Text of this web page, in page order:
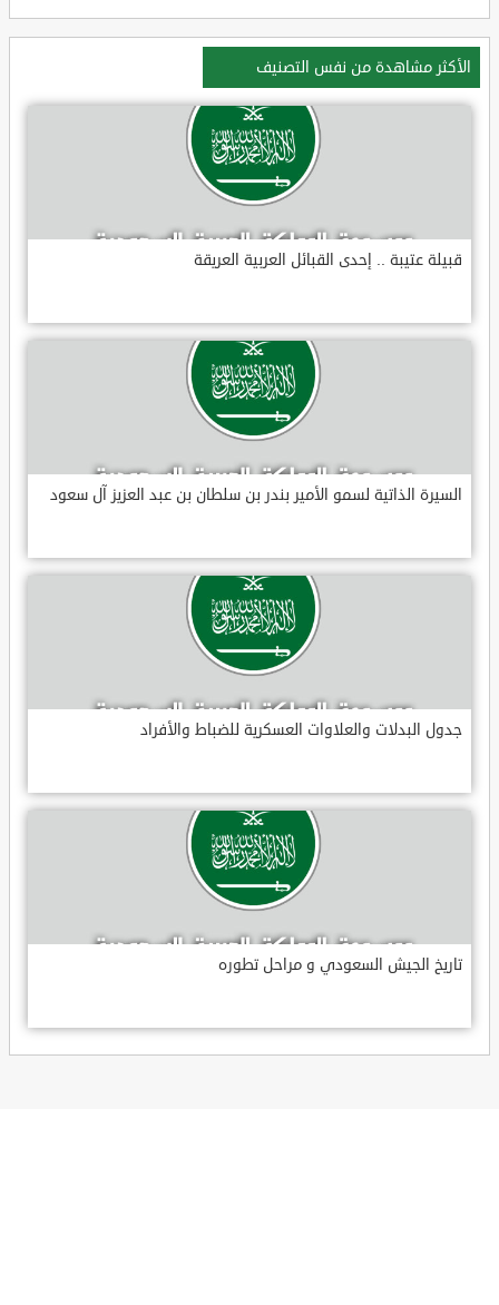
الأكثر مشاهدة من نفس التصنيف
قبيلة عتيبة .. إحدى القبائل العربية العريقة
السيرة الذاتية لسمو الأمير بندر بن سلطان بن عبد العزيز آل سعود
جدول البدلات والعلاوات العسكرية للضباط والأفراد
تاريخ الجيش السعودي و مراحل تطوره